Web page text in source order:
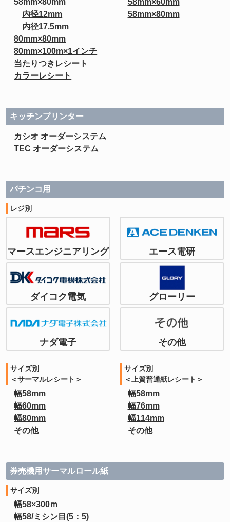
58mm×80mm
内径12mm
内径17.5mm
80mm×80mm
80mm×100m×1インチ
当たりつきレシート
カラーレシート
58mm×60mm
58mm×80mm
キッチンプリンター
カシオ オーダーシステム
TEC オーダーシステム
パチンコ用
レジ別
マースエンジニアリング エース電研
ダイコク電気 グローリー
ナダ電子 その他
サイズ別
＜サーマルレシート＞
幅58mm
幅60mm
幅80mm
その他
サイズ別
＜上質普通紙レシート＞
幅58mm
幅76mm
幅114mm
その他
券売機用サーマルロール紙
サイズ別
幅58×300ｍ
幅58/ミシン目(5：5)